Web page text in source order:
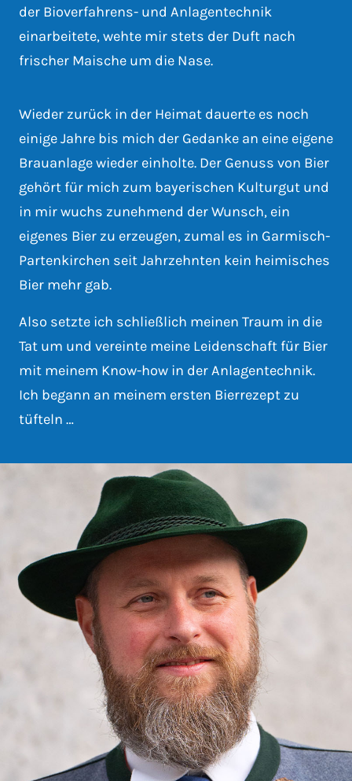
der Bioverfahrens- und Anlagentechnik
einarbeitete, wehte mir stets der Duft nach
frischer Maische um die Nase.
Wieder zurück in der Heimat dauerte es noch
einige Jahre bis mich der Gedanke an eine eigene
Brauanlage wieder einholte. Der Genuss von Bier
gehört für mich zum bayerischen Kulturgut und
in mir wuchs zunehmend der Wunsch, ein
eigenes Bier zu erzeugen, zumal es in Garmisch-
Partenkirchen seit Jahrzehnten kein heimisches
Bier mehr gab.
Also setzte ich schließlich meinen Traum in die
Tat um und vereinte meine Leidenschaft für Bier
mit meinem Know-how in der Anlagentechnik.
Ich begann an meinem ersten Bierrezept zu
tüfteln …